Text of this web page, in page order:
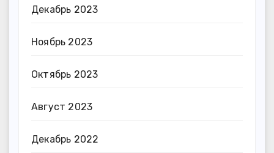
Декабрь 2023
Ноябрь 2023
Октябрь 2023
Август 2023
Декабрь 2022